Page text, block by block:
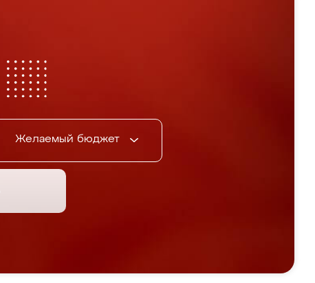
Желаемый бюджет